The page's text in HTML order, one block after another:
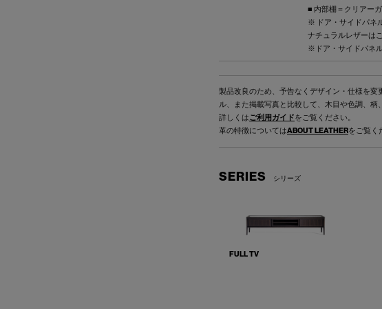
■ 内部棚＝クリアー
※ ドア・サイドパネ
ナチュラルレザーは
※ドア・サイドパネ
製品改良のため、予告なくデザイン・仕様を
ル、また掲載写真と比較して、木目や色調、
詳しくはご利用ガイドをご覧ください。
革の特徴についてはABOUT LEATHERをご覧く
SERIES シリーズ
FULL TV